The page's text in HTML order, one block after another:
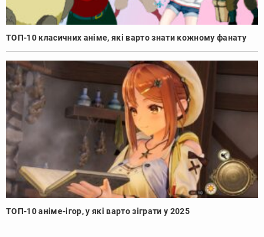
ТОП-10 класичних аніме, які варто знати кожному фанату
ТОП-10 аніме-ігор, у які варто зіграти у 2025